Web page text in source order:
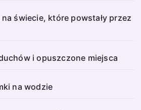
na świecie, które powstały przez
i opuszczone miejsca
na wodzie